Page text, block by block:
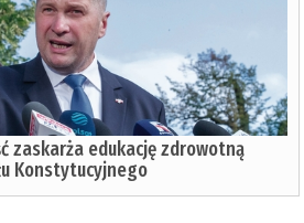
zaskarża edukację zdrowotną
Konstytucyjnego